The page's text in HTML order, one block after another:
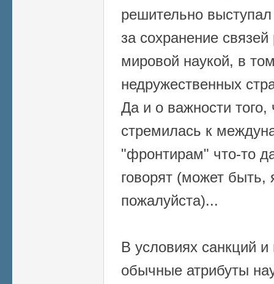
решительно
за сохранение связей
мировой наукой, в
недружественных
Да и о важности того,
стремилась к
"фронтирам" что-то
говорят (может быть,
пожалуйста)...
В условиях санкций
обычные атрибуты